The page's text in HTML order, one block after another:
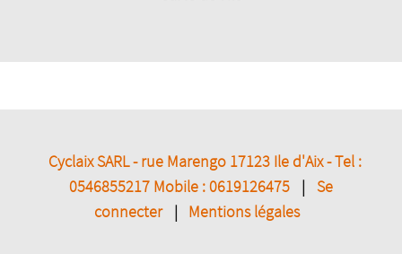
Cyclaix SARL - rue Marengo 17123 Ile d'Aix - Tel :
0546855217 Mobile : 0619126475
|
Se
connecter
| Mentions légales